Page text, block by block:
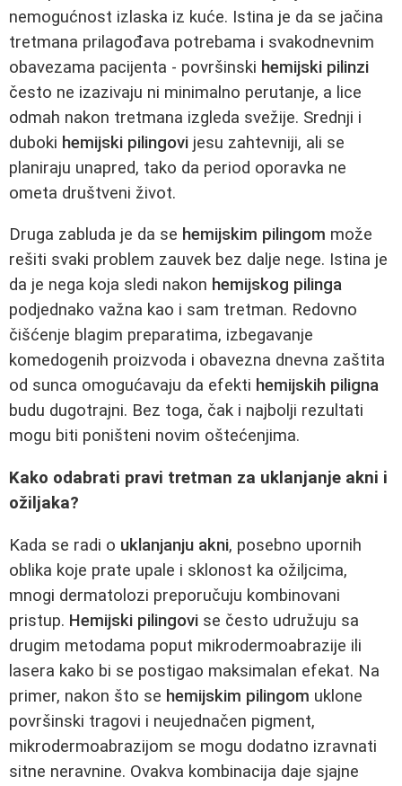
nemogućnost izlaska iz kuće. Istina je da se jačina
tretmana prilagođava potrebama i svakodnevnim
obavezama pacijenta - površinski hemijski pilinzi
često ne izazivaju ni minimalno perutanje, a lice
odmah nakon tretmana izgleda svežije. Srednji i
duboki hemijski pilingovi jesu zahtevniji, ali se
planiraju unapred, tako da period oporavka ne
ometa društveni život.
Druga zabluda je da se hemijskim pilingom može
rešiti svaki problem zauvek bez dalje nege. Istina je
da je nega koja sledi nakon hemijskog pilinga
podjednako važna kao i sam tretman. Redovno
čišćenje blagim preparatima, izbegavanje
komedogenih proizvoda i obavezna dnevna zaštita
od sunca omogućavaju da efekti hemijskih piligna
budu dugotrajni. Bez toga, čak i najbolji rezultati
mogu biti poništeni novim oštećenjima.
Kako odabrati pravi tretman za uklanjanje akni i
ožiljaka?
Kada se radi o uklanjanju akni, posebno upornih
oblika koje prate upale i sklonost ka ožiljcima,
mnogi dermatolozi preporučuju kombinovani
pristup. Hemijski pilingovi se često udružuju sa
drugim metodama poput mikrodermoabrazije ili
lasera kako bi se postigao maksimalan efekat. Na
primer, nakon što se hemijskim pilingom uklone
površinski tragovi i neujednačen pigment,
mikrodermoabrazijom se mogu dodatno izravnati
sitne neravnine. Ovakva kombinacija daje sjajne